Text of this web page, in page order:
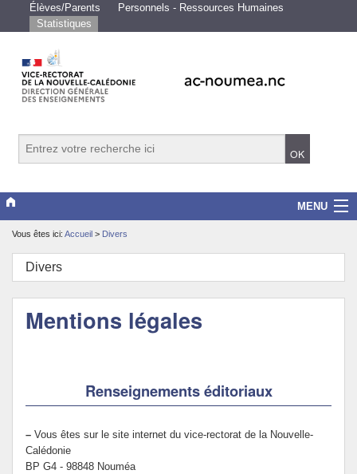
Élèves/Parents
Personnels - Ressources Humaines
Statistiques
MENU
Vice-rectorat
Scolarité/études
Enseignements
Politique Éducative
Vous êtes ici: Accueil > Divers
Divers
Mentions légales
Renseignements éditoriaux
– Vous êtes sur le site internet du vice-rectorat de la Nouvelle-
Calédonie
BP G4 - 98848 Nouméa